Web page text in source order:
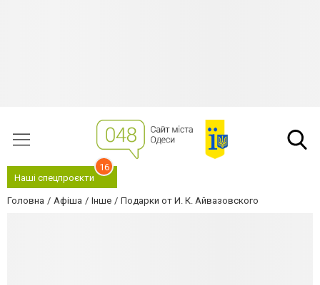
Наші спецпроєкти
16
Головна Афіша Інше Подарки от И. К. Айвазовского